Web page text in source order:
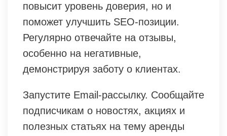
повысит уровень доверия, но и
поможет улучшить SEO-позиции.
Регулярно отвечайте на отзывы,
особенно на негативные,
демонстрируя заботу о клиентах.
Запустите Email-рассылку. Сообщайте
подписчикам о новостях, акциях и
полезных статьях на тему аренды